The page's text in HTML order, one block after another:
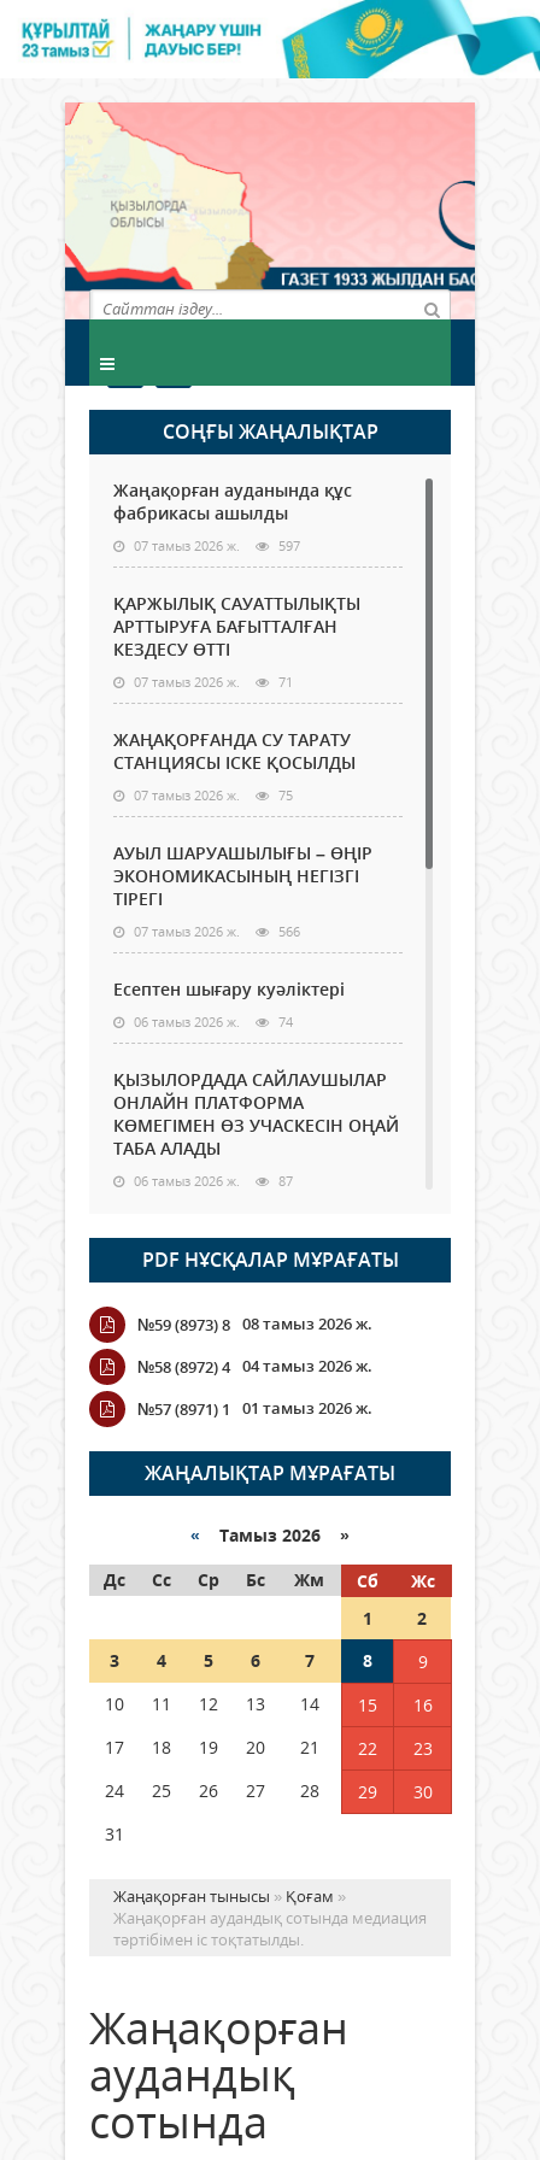
СОҢҒЫ ЖАҢАЛЫҚТАР
Жаңақорған ауданында құс
фабрикасы ашылды
07 тамыз 2026 ж. 597
ҚАРЖЫЛЫҚ САУАТТЫЛЫҚТЫ
АРТТЫРУҒА БАҒЫТТАЛҒАН
КЕЗДЕСУ ӨТТІ
07 тамыз 2026 ж. 71
ЖАҢАҚОРҒАНДА СУ ТАРАТУ
СТАНЦИЯСЫ ІСКЕ ҚОСЫЛДЫ
07 тамыз 2026 ж. 75
АУЫЛ ШАРУАШЫЛЫҒЫ – ӨҢІР
ЭКОНОМИКАСЫНЫҢ НЕГІЗГІ
ТІРЕГІ
07 тамыз 2026 ж. 566
Есептен шығару куәліктері
06 тамыз 2026 ж. 74
ҚЫЗЫЛОРДАДА САЙЛАУШЫЛАР
ОНЛАЙН ПЛАТФОРМА
КӨМЕГІМЕН ӨЗ УЧАСКЕСІН ОҢАЙ
ТАБА АЛАДЫ
06 тамыз 2026 ж. 87
Open Air: Қызылорда облысы
полиция департаменті 20
мыңнан астам көрерменнің
қауіпсіздігін қамтамасыз етті
06 тамыз 2026 ж.
Wi-Fi ҚАБЫРҒА АРҚЫЛЫ ҚАЛАЙ
ӨТЕДІ?
06 тамыз 2026 ж. 265
граждане Казахстана,
05 тамыз 2026 ж. 146
Шетелде жүрген Қазақстан
азаматтары қалай дауыс бере
PDF НҰСҚАЛАР МҰРАҒАТЫ
№59 (8973) 8 08 тамыз 2026 ж.
№58 (8972) 4 04 тамыз 2026 ж.
№57 (8971) 1
01 тамыз 2026 ж.
ЖАҢАЛЫҚТАР МҰРАҒАТЫ
« Тамыз 2026 »
Дс
Сс Ср Бс Жм Сб
Жс
1
2
3
4 5 6 7 8
9
10
11 12 13 14 15
16
17
18 19 20 21 22
23
24
25 26 27 28 29
30
31
Жаңақорған тынысы » Қоғам »
Жаңақорған аудандық сотында медиация
тәртібімен іс тоқтатылды.
Жаңақорған
аудандық
сотында